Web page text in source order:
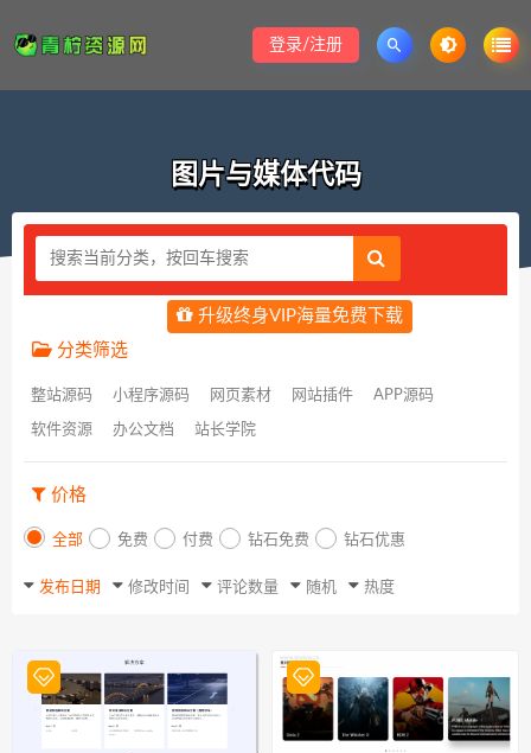
登录/注册
图片与媒体代码
升级终身VIP海量免费下载
分类筛选
整站源码 小程序源码 网页素材 网站插件 APP源码
软件资源 办公文档 站长学院
价格
全部 免费 付费 钻石免费 钻石优惠
发布日期 修改时间 评论数量 随机 热度